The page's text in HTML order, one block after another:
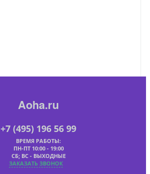
Aoha.ru
+7 (495) 196 56 99
ВРЕМЯ РАБОТЫ:
ПН-ПТ 10:00 - 19:00
СБ; ВС - ВЫХОДНЫЕ
ЗАКАЗАТЬ ЗВОНОК